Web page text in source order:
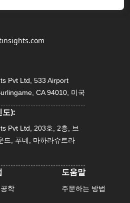
Pvt Ltd, 533 Airport
CA 94010, 미국
도):
Pvt Ltd, 203호, 2층, 브
드, 푸네, 마하라슈트라
학
도움말
주문하는 방법